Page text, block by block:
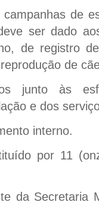
de
ser dado
de registro
de
junto às
e dos
interno.
por 11
da Secretaria